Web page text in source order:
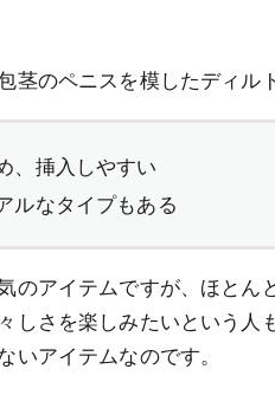
茎のペニスを模したディル
、挿入しやすい
ルなタイプもある
のアイテムですが、ほとん
しさを楽しみたいという人
いアイテムなのです。